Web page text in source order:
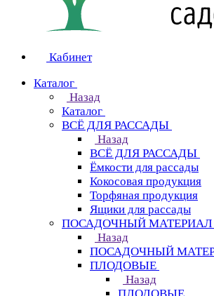
Кабинет
Каталог
Назад
Каталог
ВСЁ ДЛЯ РАССАДЫ
Назад
ВСЁ ДЛЯ РАССАДЫ
Ёмкости для рассады
Кокосовая продукция
Торфяная продукция
Ящики для рассады
ПОСАДОЧНЫЙ МАТЕРИАЛ
Назад
ПОСАДОЧНЫЙ
ПЛОДОВЫЕ
Назад